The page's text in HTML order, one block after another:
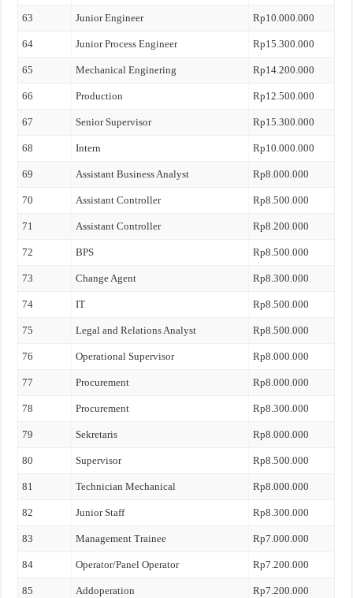
63 Junior Engineer Rp10.000.000
64 Junior Process Engineer Rp15.300.000
65 Mechanical Enginering Rp14.200.000
66 Production Rp12.500.000
67 Senior Supervisor Rp15.300.000
68 Intern Rp10.000.000
69 Assistant Business Analyst Rp8.000.000
70 Assistant Controller Rp8.500.000
71 Assistant Controller Rp8.200.000
72 BPS Rp8.500.000
73 Change Agent Rp8.300.000
74 IT Rp8.500.000
75 Legal and Relations Analyst Rp8.500.000
76 Operational Supervisor Rp8.000.000
77 Procurement Rp8.000.000
78 Procurement Rp8.300.000
79 Sekretaris Rp8.000.000
80 Supervisor Rp8.500.000
81 Technician Mechanical Rp8.000.000
82 Junior Staff Rp8.300.000
83 Management Trainee Rp7.000.000
84 Operator/Panel Operator Rp7.200.000
85 Addoperation Rp7.200.000